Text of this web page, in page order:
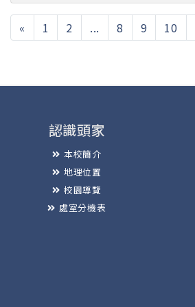
« 1 2 ... 8 9 10
認識頭家
本校簡介
地理位置
校園導覽
處室分機表